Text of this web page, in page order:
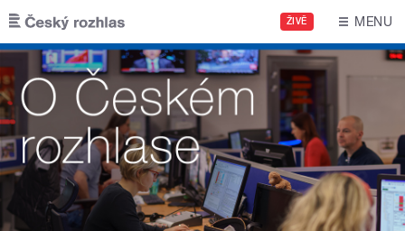
Přejít k hlavnímu obsahu
ŽIVĚ MENU